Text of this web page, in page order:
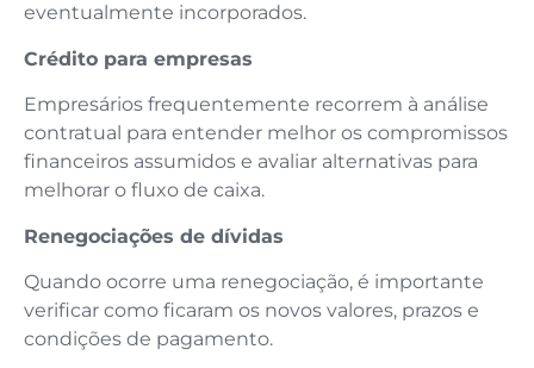
eventualmente incorporados.
Crédito para empresas
Empresários frequentemente recorrem à análise
contratual para entender melhor os compromissos
financeiros assumidos e avaliar alternativas para
melhorar o fluxo de caixa.
Renegociações de dívidas
Quando ocorre uma renegociação, é importante
verificar como ficaram os novos valores, prazos e
condições de pagamento.